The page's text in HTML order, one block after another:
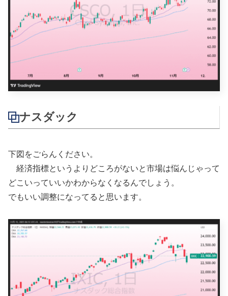
ナスダック
下図をごらんください。
経済指標というよりどころがないと市場は悩んじゃって
どこいっていいかわからなくなるんでしょう。
でもいい調整になってると思います。